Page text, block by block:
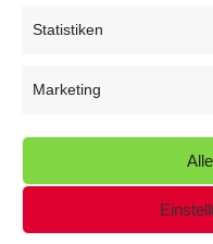
Statistiken
Marketing
Kindersportfest